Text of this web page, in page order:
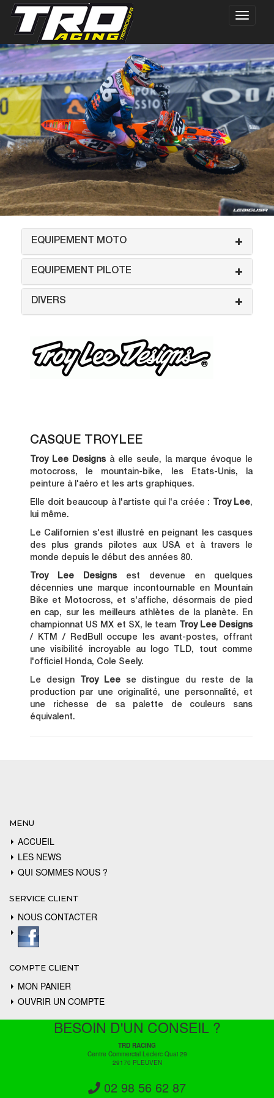
EQUIPEMENT MOTO
EQUIPEMENT PILOTE
DIVERS
CASQUE TROYLEE
Troy Lee Designs à elle seule, la marque évoque le
motocross, le mountain-bike, les Etats-Unis, la
peinture à l'aéro et les arts graphiques.
Elle doit beaucoup à l'artiste qui l'a créée : Troy Lee,
lui même.
Le Californien s'est illustré en peignant les casques
des plus grands pilotes aux USA et à travers le
monde depuis le début des années 80.
Troy Lee Designs est devenue en quelques
décennies une marque incontournable en Mountain
Bike et Motocross, et s'affiche, désormais de pied
en cap, sur les meilleurs athlètes de la planète. En
championnat US MX et SX, le team
Troy Lee Designs
/ KTM / RedBull occupe les avant-postes, offrant
une visibilité incroyable au logo TLD, tout comme
l'officiel Honda, Cole Seely.
Le design Troy Leese distingue du reste de la
production par une originalité, une personnalité, et
une richesse de sa palette de couleurs sans
équivalent.
MENU
ACCUEIL
LES NEWS
QUI SOMMES NOUS ?
SERVICE CLIENT
NOUS CONTACTER
COMPTE CLIENT
MON PANIER
OUVRIR UN COMPTE
BESOIN D'UN CONSEIL ?
TRD RACING
Centre Commercial Leclerc Quai 29
29170 PLEUVEN
02 98 56 62 87